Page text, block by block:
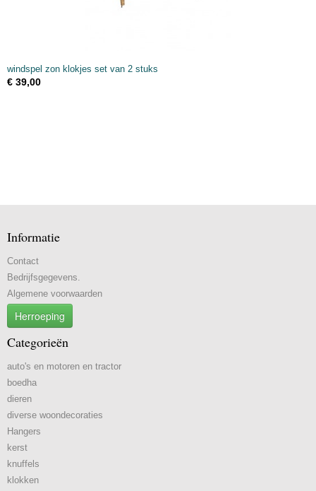
windspel zon klokjes set van 2 stuks
€ 39,00
Informatie
Contact
Bedrijfsgegevens.
Algemene voorwaarden
Herroeping
Categorieën
auto's en motoren en tractor
boedha
dieren
diverse woondecoraties
Hangers
kerst
knuffels
klokken